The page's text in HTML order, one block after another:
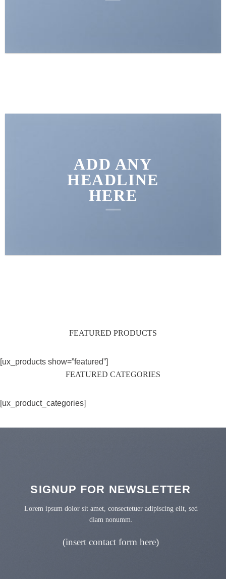
ADD ANY
HEADLINE
HERE
FEATURED PRODUCTS
[ux_products show=”featured”]
FEATURED CATEGORIES
[ux_product_categories]
SIGNUP FOR NEWSLETTER
Lorem ipsum dolor sit amet, consectetuer adipiscing elit, sed
diam nonumm.
(insert contact form here)